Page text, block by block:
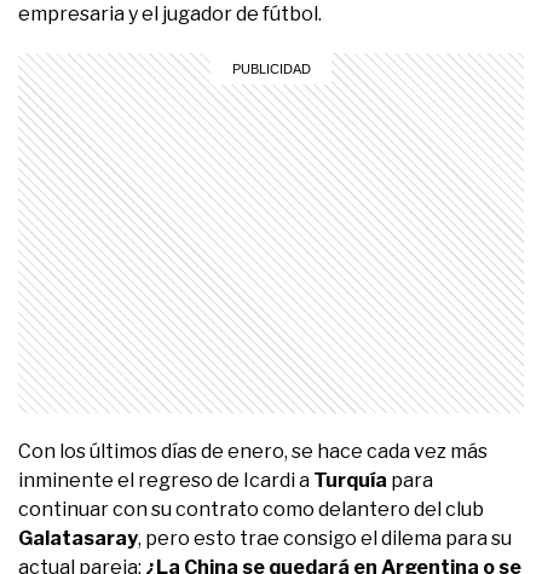
empresaria y el jugador de fútbol.
Con los últimos días de enero, se hace cada vez más
inminente el regreso de Icardi a Turquía para
continuar con su contrato como delantero del club
Galatasaray, pero esto trae consigo el dilema para su
actual pareja: ¿La China se quedará en Argentina o se